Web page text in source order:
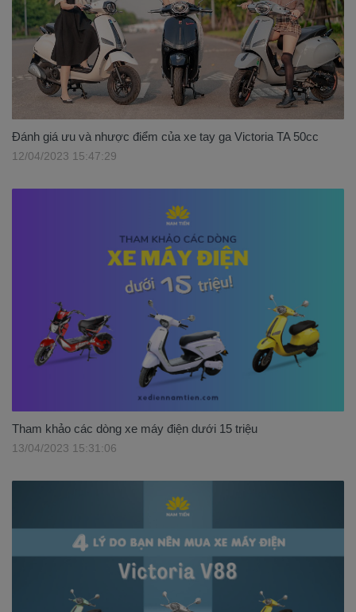
Đánh giá ưu và nhược điểm của xe tay ga Victoria TA 50cc
12/04/2023 15:47:29
Tham khảo các dòng xe máy điện dưới 15 triệu
13/04/2023 15:31:06